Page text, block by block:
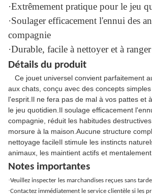
·Extrêmement pratique pour le jeu
·Soulager efficacement l'ennui des
compagnie
·Durable, facile à nettoyer et à ranger
Détails du produit
Ce jouet universel convient parfaitement
aux chats, conçu avec des concepts
l'esprit.Il ne fera pas de mal à vos pattes et
le jeu quotidien.Il soulage efficacement
compagnie, réduit les habitudes
morsure à la maison.Aucune structure
nettoyage facileIl stimule les instincts
animaux, les maintient actifs et mentalement
Notes importantes
·Veuillez inspecter les marchandises reçues sans
·Contactez immédiatement le service clientèle si les